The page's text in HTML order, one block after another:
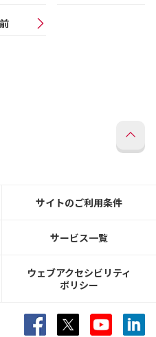
サイトのご利用条件
サービス一覧
ウェブアクセシビリティ
ポリシー